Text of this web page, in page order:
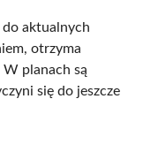
aktualnych
otrzyma
planach są
się do jeszcze